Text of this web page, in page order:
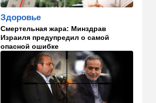
Турция все ближе подходит
отношениях с Израилем:
провокационное заявление
13:45 В мире
Помидоры научились
предупреждать соседей об
опасном вирусе
Здоровье
Смертельная жара: Минздрав
Израиля предупредил о самой
опасной ошибке